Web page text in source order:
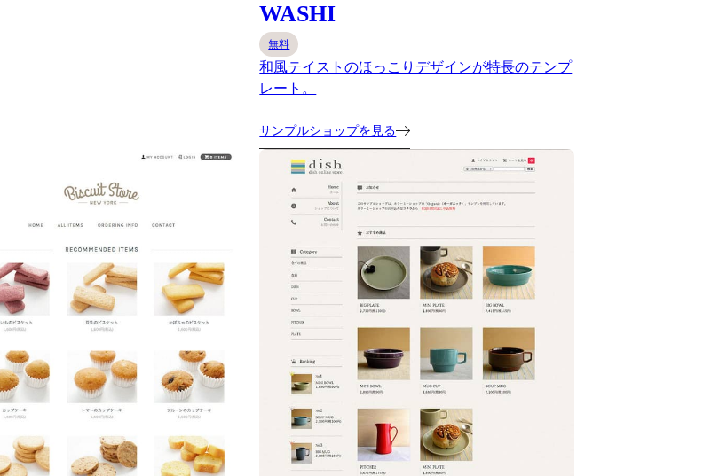
WASHI
無料
和風テイストのほっこりデザインが特長のテンプ
レート。
サンプルショップを見る